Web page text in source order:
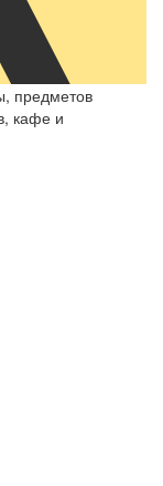
предметов
кафе и